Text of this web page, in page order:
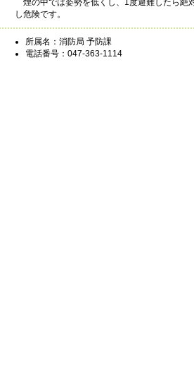
煙の中では姿勢を低くし、1度避難したら絶
し危険です。
所属名：消防局 予防課
電話番号：047-363-1114